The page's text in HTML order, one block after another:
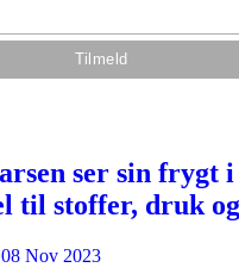
ser sin frygt i
til stoffer, druk
08 Nov 2023